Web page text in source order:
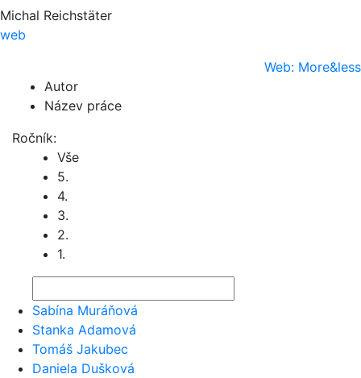
Michal Reichstäter
web
Web: More&less
Autor
Název práce
Ročník:
Vše
5.
4.
3.
2.
1.
Sabína Muráňová
Stanka Adamová
Tomáš Jakubec
Daniela Dušková